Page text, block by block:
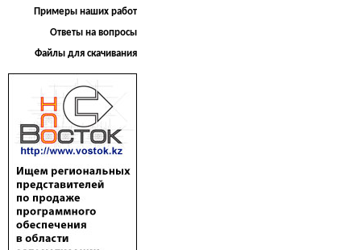
Примеры наших работ
Ответы на вопросы
Файлы для скачивания